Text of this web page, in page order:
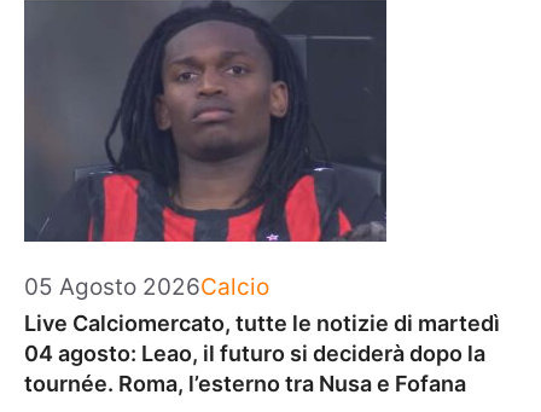
05 Agosto 2026Categorie
Calcio
Live Calciomercato, tutte le notizie di martedì
04 agosto: Leao, il futuro si deciderà dopo la
tournée. Roma, l’esterno tra Nusa e Fofana